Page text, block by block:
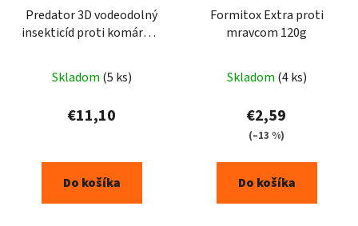
Predator 3D vodeodolný
insekticíd proti komárom
Skladom (5 ks)
€11,10
Do košíka
Formitox Extra proti
mravcom 120g
Skladom (4 ks)
€2,59
(–13 %)
Do košíka